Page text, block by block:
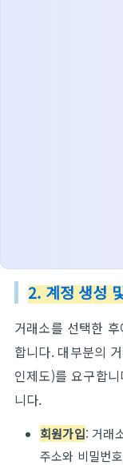
2. 계정 생성
거래소를 선택한
합니다. 대부분의
인제도)를 요구합
니다.
회원가입: 거래
주소와 비밀번